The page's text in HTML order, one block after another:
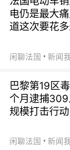
电仍是最大
道这次要花
闲聊法国 新闻
巴黎第19区
个月逮捕
规模打击行动
闲聊法国 新闻